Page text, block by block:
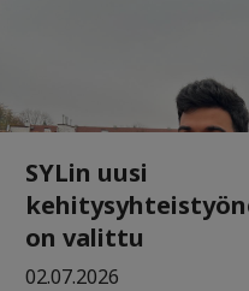
SYLin uusi
on valittu
02.07.2026